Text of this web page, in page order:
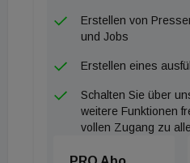
Erstellen von
und Jobs
Erstellen eines
Schalten Sie über
weitere Funktionen
vollen Zugang zu